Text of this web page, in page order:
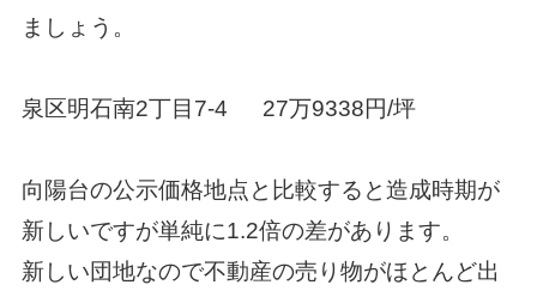
ましょう。
泉区明石南2丁目7-4 27万9338円/坪
向陽台の公示価格地点と比較すると造成時期が
新しいですが単純に1.2倍の差があります。
新しい団地なので不動産の売り物がほとんど出